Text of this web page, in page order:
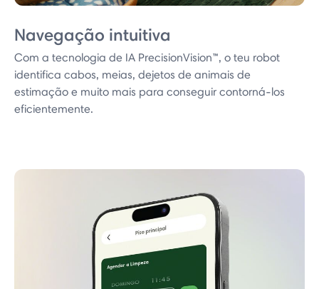
Navegação intuitiva
Com a tecnologia de IA PrecisionVision™, o teu robot
identifica cabos, meias, dejetos de animais de
estimação e muito mais para conseguir contorná-los
eficientemente.